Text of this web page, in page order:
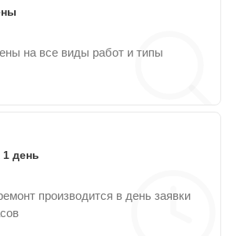
на все виды работ и типы
1 день
производится в день заявки